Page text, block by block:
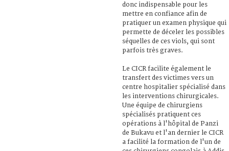
donc indispensable pour les
mettre en confiance afin de
pratiquer un examen physique qui
permette de déceler les possibles
séquelles de ces viols, qui sont
parfois très graves.
Le CICR facilite également le
transfert des victimes vers un
centre hospitalier spécialisé dans
les interventions chirurgicales.
Une équipe de chirurgiens
spécialisés pratiquent ces
opérations à l'hôpital de Panzi
de Bukavu et l'an dernier le CICR
a facilité la formation de l'un de